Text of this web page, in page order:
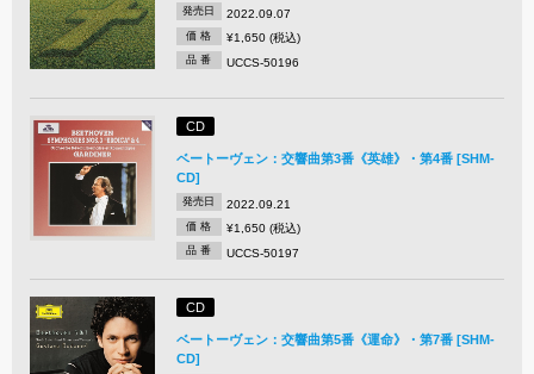
発売日 2022.09.07
価 格 ¥1,650 (税込)
品 番 UCCS-50196
CD
ベートーヴェン：交響曲第3番《英雄》・第4番 [SHM-
CD]
発売日 2022.09.21
価 格 ¥1,650 (税込)
品 番 UCCS-50197
CD
ベートーヴェン：交響曲第5番《運命》・第7番 [SHM-
CD]